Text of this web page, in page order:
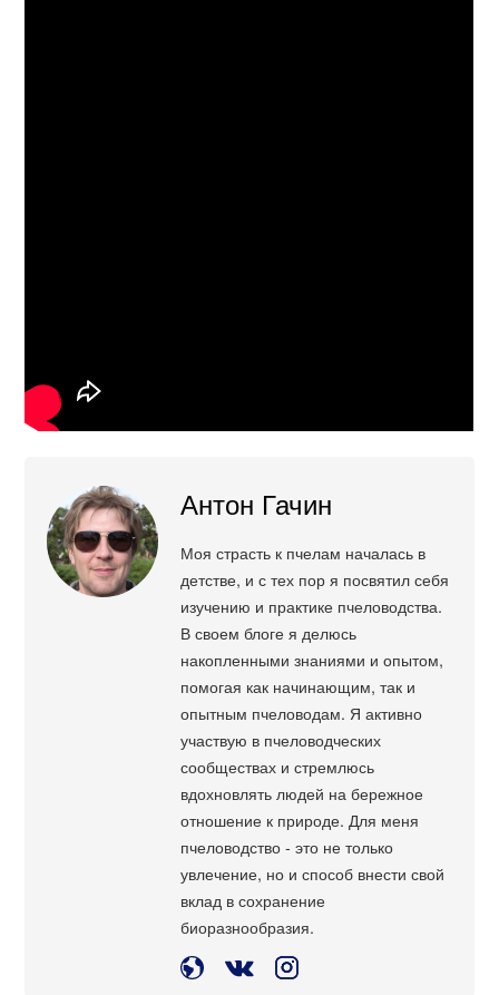
Антон Гачин
Моя страсть к пчелам началась в
детстве, и с тех пор я посвятил себя
изучению и практике пчеловодства.
В своем блоге я делюсь
накопленными знаниями и опытом,
помогая как начинающим, так и
опытным пчеловодам. Я активно
участвую в пчеловодческих
сообществах и стремлюсь
вдохновлять людей на бережное
отношение к природе. Для меня
пчеловодство - это не только
увлечение, но и способ внести свой
вклад в сохранение
биоразнообразия.